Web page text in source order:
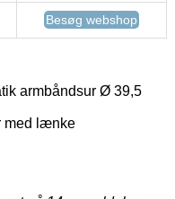
Besøg webshop
armbåndsur Ø 39,5
med lænke